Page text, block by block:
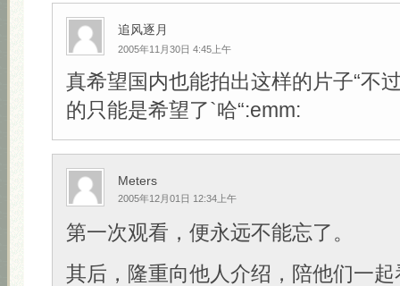
追风逐月
2005年11月30日 4:45上午
真希望国内也能拍出这样的片子“不
的只能是希望了`哈“:emm:
Meters
2005年12月01日 12:34上午
第一次观看，便永远不能忘了。
其后，隆重向他人介绍，陪他们一